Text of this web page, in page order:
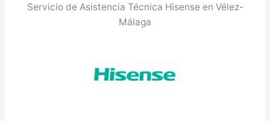
Servicio de Asistencia Técnica Hisense en Vélez-
Málaga